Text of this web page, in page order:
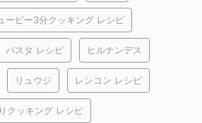
ーピー3分クッキング レシピ
パスタ レシピ ヒルナンデス
リュウジ レンコン レシピ
クッキング レシピ